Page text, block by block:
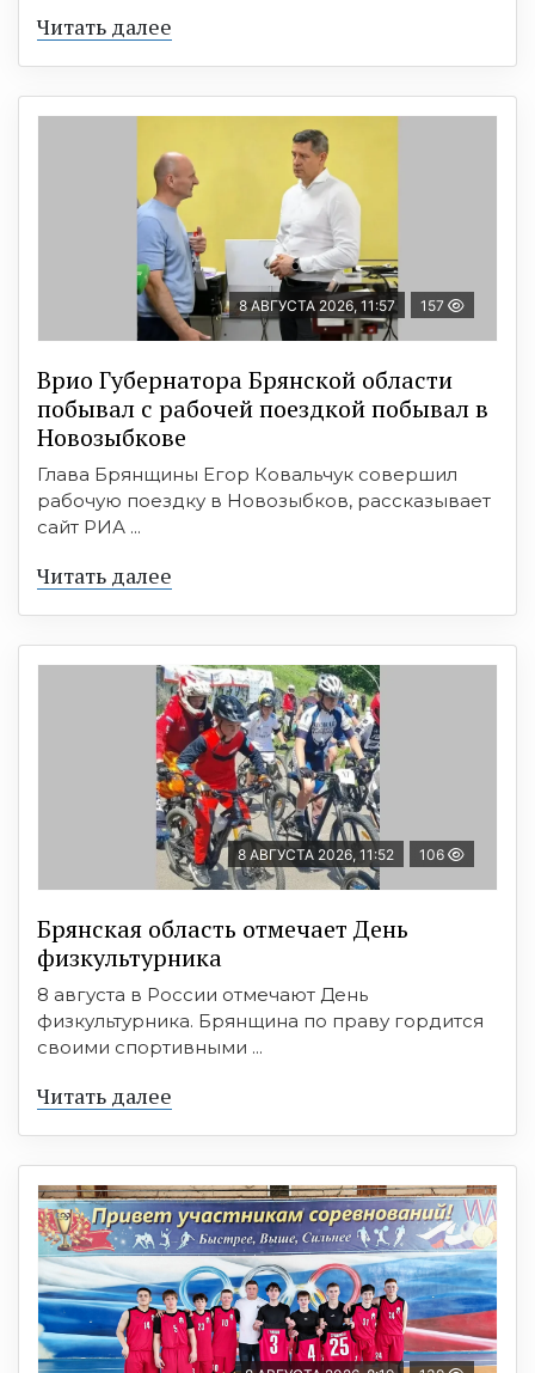
Читать далее
8 АВГУСТА 2026, 11:57 157
Врио Губернатора Брянской области
побывал с рабочей поездкой побывал в
Новозыбкове
Глава Брянщины Егор Ковальчук совершил
рабочую поездку в Новозыбков, рассказывает
сайт РИА ...
Читать далее
8 АВГУСТА 2026, 11:52 106
Брянская область отмечает День
физкультурника
8 августа в России отмечают День
физкультурника. Брянщина по праву гордится
своими спортивными ...
Читать далее